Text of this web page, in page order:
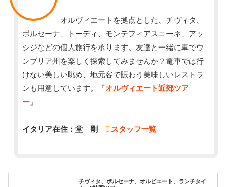
オルヴィエートを拠点とした、チヴィタ、
ボルセーナ、トーディ、モンテフィアスコーネ、アッ
シジなどの個人旅行を承ります。友達と一緒に車でウ
ンブリア州を楽しく探索してみませんか？電車では行
けない美しい眺め、地元客で賑わう美味しいレストラ
ンも用意しています。『オルヴィエート近郊ツア
ー 』
イタリア在住：堂 剛 スタッフ一覧
チヴィタ、ボルセーナ、オルビエート、ランチタイ